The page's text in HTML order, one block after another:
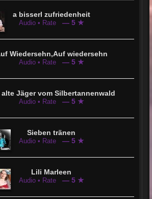
a bisserl zufriedenheit
Audio • Rate — 5 ★
Wiedersehn,Auf wiedersehn
Audio • Rate — 5 ★
alte Jäger vom Silbertannenwald
Audio • Rate — 5 ★
Sieben tränen
Audio • Rate — 5 ★
Lili Marleen
Audio • Rate — 5 ★